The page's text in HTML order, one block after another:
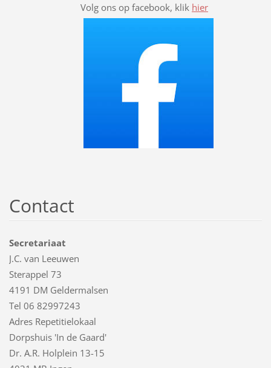
Volg ons op facebook, klik hier
Contact
Secretariaat
J.C. van Leeuwen
Sterappel 73
4191 DM Geldermalsen
Tel 06 82997243
Adres Repetitielokaal
Dorpshuis 'In de Gaard'
Dr. A.R. Holplein 13-15